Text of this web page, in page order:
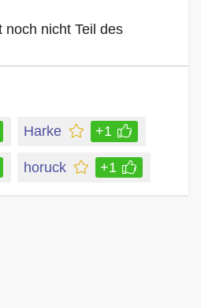
noch nicht Teil des
Harke +1
horuck +1